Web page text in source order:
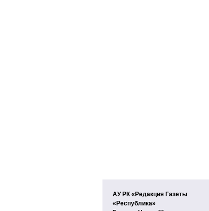
АУ РК «Редакция Газеты
«Республика»